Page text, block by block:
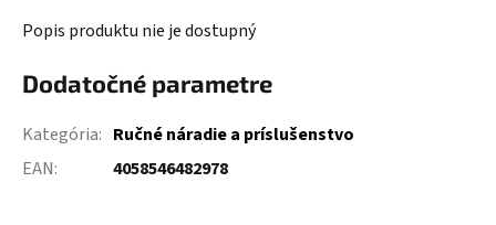
Popis produktu nie je dostupný
Dodatočné parametre
Kategória: Ručné náradie a príslušenstvo
EAN: 4058546482978